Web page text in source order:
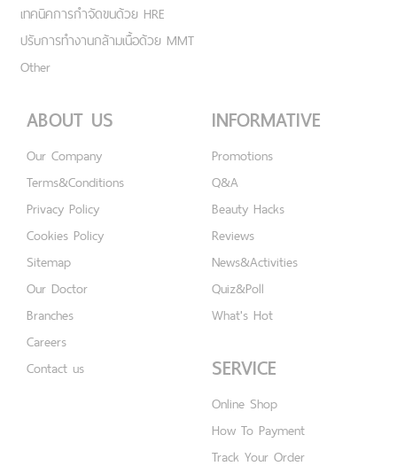
เทคนิคการกำจัดขนด้วย HRE
ปรับการทำงานกล้ามเนื้อด้วย MMT
Other
ABOUT US
Our Company
Terms&Conditions
Privacy Policy
Cookies Policy
Sitemap
Our Doctor
Branches
Careers
Contact us
INFORMATIVE
Promotions
Q&A
Beauty Hacks
Reviews
News&Activities
Quiz&Poll
What's Hot
SERVICE
Online Shop
How To Payment
Track Your Order